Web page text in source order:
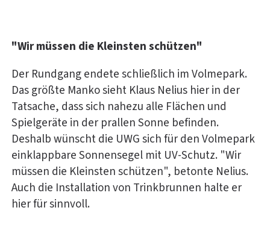
"Wir müssen die Kleinsten schützen"
Der Rundgang endete schließlich im Volmepark.
Das größte Manko sieht Klaus Nelius hier in der
Tatsache, dass sich nahezu alle Flächen und
Spielgeräte in der prallen Sonne befinden.
Deshalb wünscht die UWG sich für den Volmepark
einklappbare Sonnensegel mit UV-Schutz. "Wir
müssen die Kleinsten schützen", betonte Nelius.
Auch die Installation von Trinkbrunnen halte er
hier für sinnvoll.